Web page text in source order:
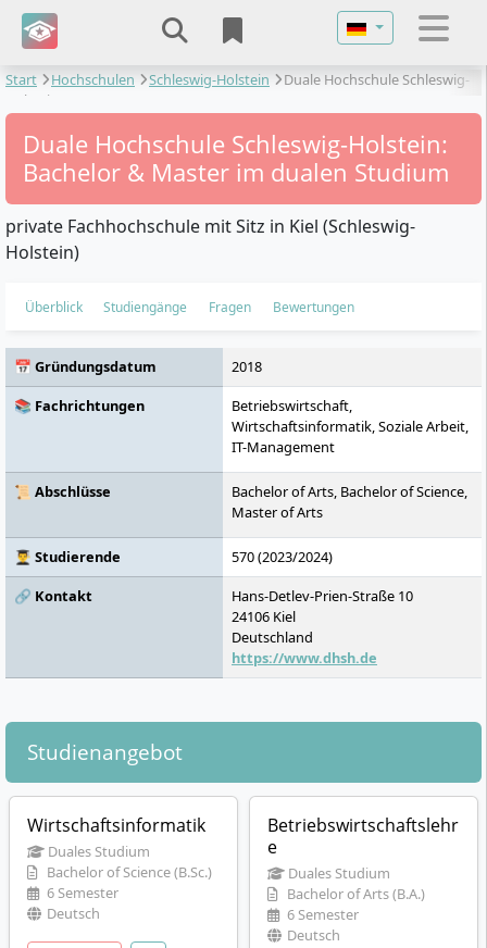
Sprache
Start Hochschulen Schleswig-Holstein
Duale Hochschule Schleswig-
Holstein
Duale Hochschule Schleswig-Holstein:
Bachelor & Master im dualen Studium
private Fachhochschule mit Sitz in Kiel (Schleswig-
Holstein)
Überblick Studiengänge Fragen Bewertungen
📅 Gründungsdatum
2018
📚 Fachrichtungen
Betriebswirtschaft,
Wirtschaftsinformatik, Soziale Arbeit,
IT-Management
📜 Abschlüsse
Bachelor of Arts, Bachelor of Science,
Master of Arts
👨‍🎓 Studierende
570 (2023/2024)
🔗 Kontakt
Hans-Detlev-Prien-Straße 10
24106 Kiel
Deutschland
https://www.dhsh.de
Studienangebot
Wirtschaftsinformatik
Duales Studium
Bachelor of Science (B.Sc.)
6 Semester
Deutsch
Betriebswirtschaftslehr
e
Duales Studium
Bachelor of Arts (B.A.)
6 Semester
Deutsch